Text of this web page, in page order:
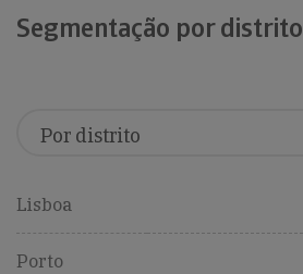
Segmentação por distrito
Lisboa
Porto